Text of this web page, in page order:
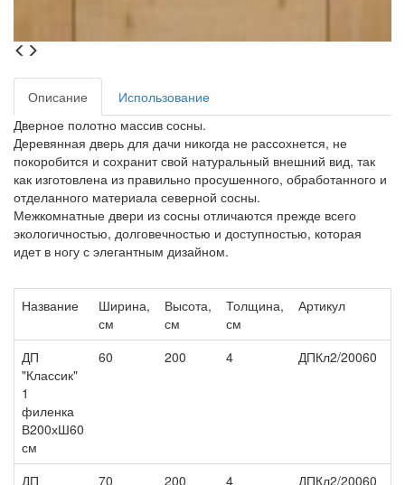
Описание
Использование
Дверное полотно массив сосны.
Деревянная дверь для дачи никогда не рассохнется, не
покоробится и сохранит свой натуральный внешний вид, так
как изготовлена из правильно просушенного, обработанного и
отделанного материала северной сосны.
Межкомнатные двери из сосны отличаются прежде всего
экологичностью, долговечностью и доступностью, которая
идет в ногу с элегантным дизайном.
Название
Ширина,
см
Высота,
см
Толщина,
см
Артикул
ДП
"Классик"
1
филенка
В200хШ60
см
60 200 4 ДПКл2/20060
ДП
70 200 4 ДПКл2/20060